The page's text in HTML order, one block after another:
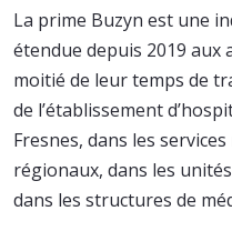
La prime Buzyn est une
étendue depuis 2019 aux
moitié de leur temps de
de l’établissement
Fresnes, dans les
régionaux, dans les
dans les structures de